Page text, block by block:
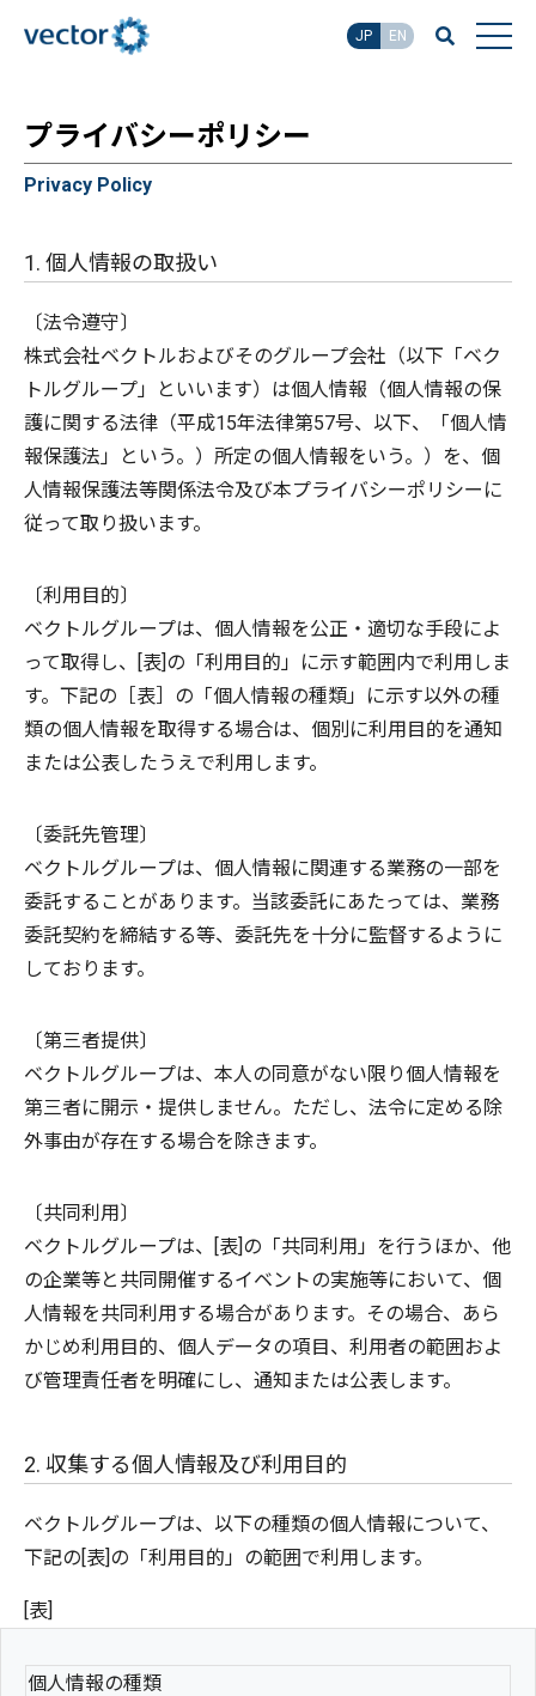
JP EN
プライバシーポリシー
Privacy Policy
1. 個人情報の取扱い
〔法令遵守〕
株式会社ベクトルおよびそのグループ会社（以下「ベク
トルグループ」といいます）は個人情報（個人情報の保
護に関する法律（平成15年法律第57号、以下、「個人情
報保護法」という。）所定の個人情報をいう。）を、個
人情報保護法等関係法令及び本プライバシーポリシーに
従って取り扱います。
〔利用目的〕
ベクトルグループは、個人情報を公正・適切な手段によ
って取得し、[表]の「利用目的」に示す範囲内で利用しま
す。下記の［表］の「個人情報の種類」に示す以外の種
類の個人情報を取得する場合は、個別に利用目的を通知
または公表したうえで利用します。
〔委託先管理〕
ベクトルグループは、個人情報に関連する業務の一部を
委託することがあります。当該委託にあたっては、業務
委託契約を締結する等、委託先を十分に監督するように
しております。
〔第三者提供〕
ベクトルグループは、本人の同意がない限り個人情報を
第三者に開示・提供しません。ただし、法令に定める除
外事由が存在する場合を除きます。
〔共同利用〕
ベクトルグループは、[表]の「共同利用」を行うほか、他
の企業等と共同開催するイベントの実施等において、個
人情報を共同利用する場合があります。その場合、あら
かじめ利用目的、個人データの項目、利用者の範囲およ
び管理責任者を明確にし、通知または公表します。
2. 収集する個人情報及び利用目的
ベクトルグループは、以下の種類の個人情報について、
下記の[表]の「利用目的」の範囲で利用します。
[表]
個人情報の種類